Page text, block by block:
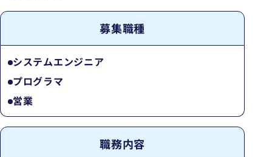
募集職種
システムエンジニア
プログラマ
営業
職務内容